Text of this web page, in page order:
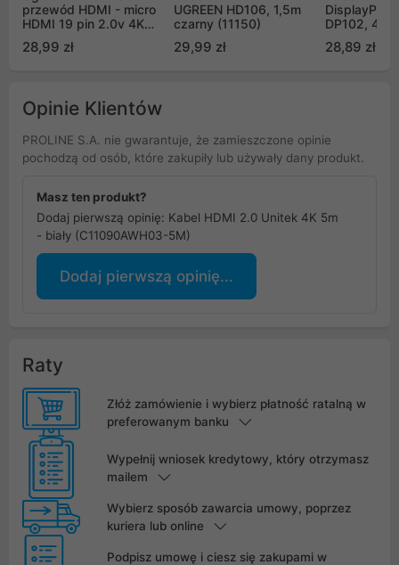
przewód HDMI - micro
HDMI 19 pin 2.0v 4K
60Hz 30AWG 3m -
czarny (30104)
28,99 zł
UGREEN HD106, 1,5m
czarny (11150)
29,99 zł
DisplayPort
DP102, 4K,
(10211)
28,89 zł
Opinie Klientów
PROLINE S.A. nie gwarantuje, że zamieszczone opinie
pochodzą od osób, które zakupiły lub używały dany produkt.
Masz ten produkt?
Dodaj pierwszą opinię: Kabel HDMI 2.0 Unitek 4K 5m
- biały (C11090AWH03-5M)
Dodaj pierwszą opinię...
Raty
Złóż zamówienie i wybierz płatność ratalną w
preferowanym banku
Wypełnij wniosek kredytowy, który otrzymasz
mailem
Wybierz sposób zawarcia umowy, poprzez
kuriera lub online
Podpisz umowę i ciesz się zakupami w